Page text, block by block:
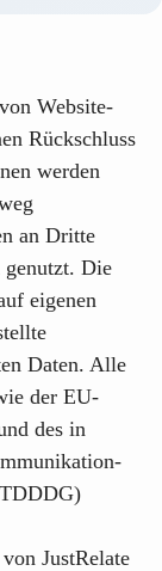
Website-
Rückschluss
werden
an Dritte
genutzt. Die
eigenen
Daten. Alle
der EU-
des in
JustRelate